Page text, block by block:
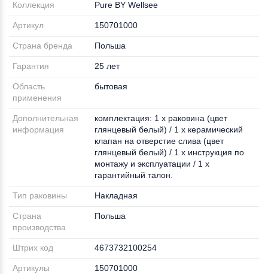
Коллекция Pure BY Wellsee
Артикул 150701000
Страна бренда Польша
Гарантия 25 лет
Область
применения
бытовая
Дополнительная
информация
комплектация: 1 x раковина (цвет
глянцевый белый) / 1 x керамический
клапан на отверстие слива (цвет
глянцевый белый) / 1 x инструкция по
монтажу и эксплуатации / 1 x
гарантийный талон.
Тип раковины Накладная
Страна
производства
Польша
Штрих код 4673732100254
Артикулы 150701000